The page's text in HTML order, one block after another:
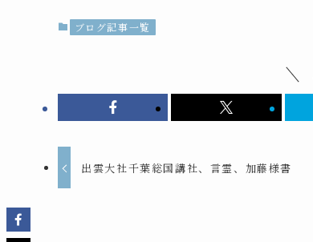
ブログ記事一覧
出雲大社千葉総国講社、言霊、加藤様書